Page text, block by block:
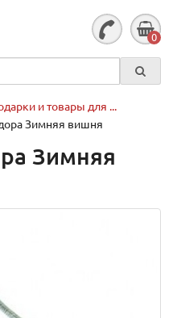
0
и товары для ...
Зимняя вишня
Зимняя